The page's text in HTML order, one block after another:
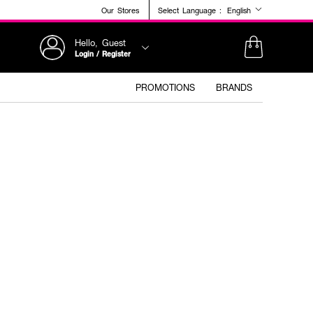
Our Stores Select Language : English
Hello, Guest
Login / Register
PROMOTIONS BRANDS